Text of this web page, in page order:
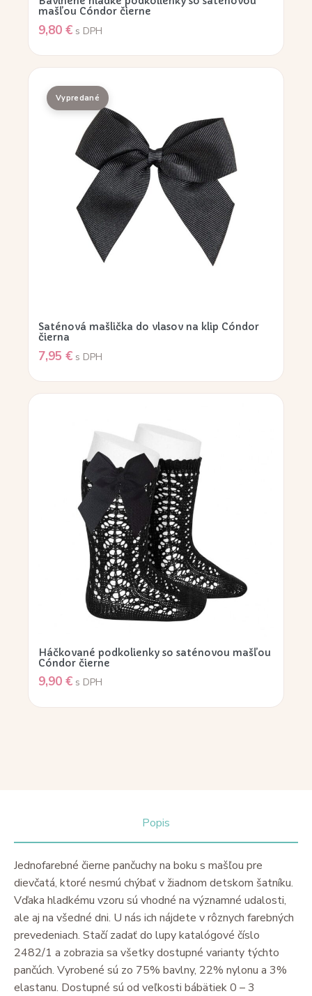
mašľou Cóndor čierne
9,80 € s DPH
Saténová mašlička do vlasov na klip Cóndor
čierna
7,95 € s DPH
Háčkované podkolienky so saténovou mašľou
Cóndor čierne
9,90 € s DPH
Popis
Jednofarebné čierne pančuchy na boku s mašľou pre
dievčatá, ktoré nesmú chýbať v žiadnom detskom šatníku.
Vďaka hladkému vzoru sú vhodné na významné udalosti,
ale aj na všedné dni. U nás ich nájdete v rôznych farebných
prevedeniach. Stačí zadať do lupy katalógové číslo
2482/1 a zobrazia sa všetky dostupné varianty týchto
pančúch. Vyrobené sú zo 75% bavlny, 22% nylonu a 3%
elastanu. Dostupné sú od veľkosti bábätiek 0 – 3